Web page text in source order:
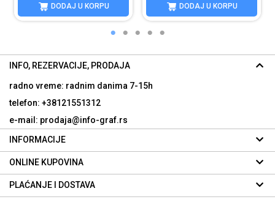
DODAJ U KORPU DODAJ U KORPU
INFO, REZERVACIJE, PRODAJA
radno vreme: radnim danima 7-15h
telefon: +38121551312
e-mail: prodaja@info-graf.rs
INFORMACIJE
ONLINE KUPOVINA
PLAĆANJE I DOSTAVA